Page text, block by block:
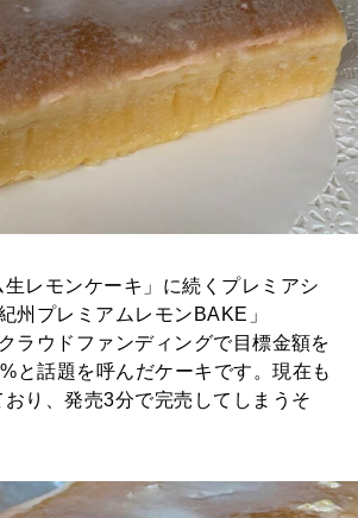
生レモンケーキ」に続くプレミアシ
州プレミアムレモンBAKE」
ラウドファンディングで目標金額を
と話題を呼んだケーキです。現在も
り、発売3分で完売してしまうそ